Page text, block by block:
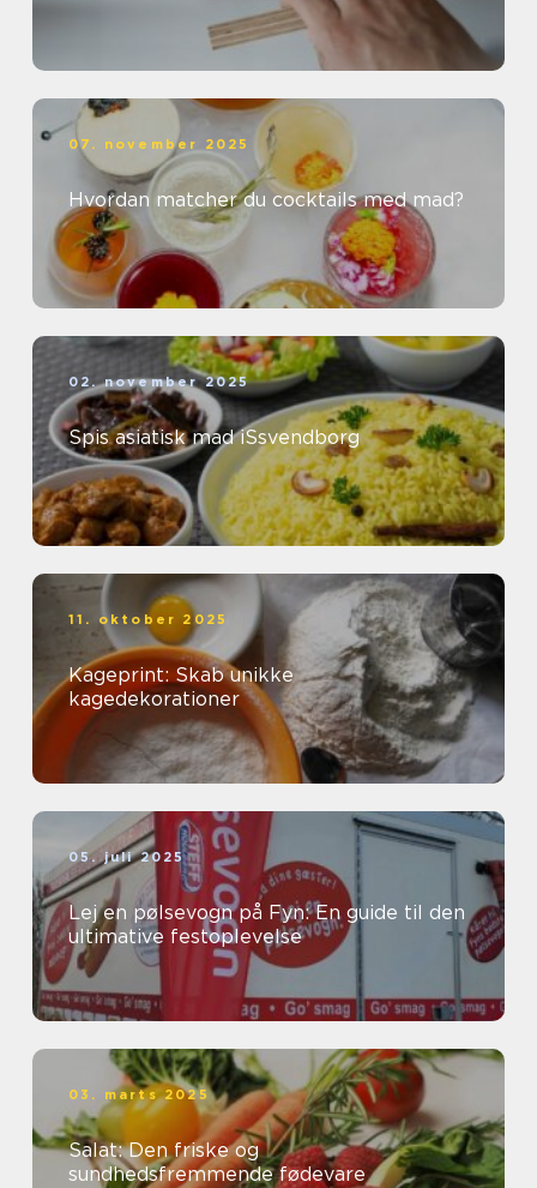
07. november 2025
Hvordan matcher du cocktails med mad?
02. november 2025
Spis asiatisk mad iSsvendborg
11. oktober 2025
Kageprint: Skab unikke
kagedekorationer
05. juli 2025
Lej en pølsevogn på Fyn: En guide til den
ultimative festoplevelse
03. marts 2025
Salat: Den friske og
sundhedsfremmende fødevare